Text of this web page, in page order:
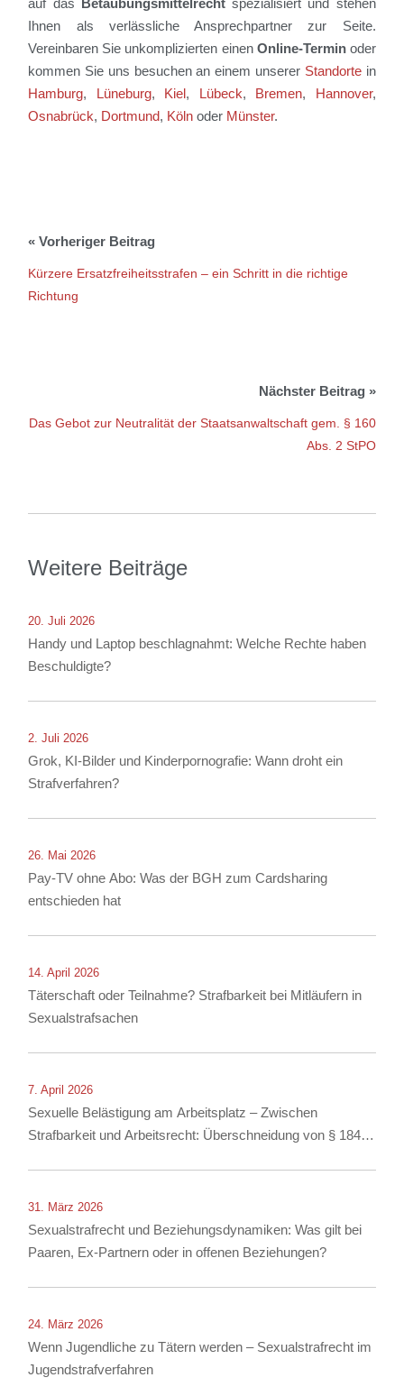
auf das Betäubungsmittelrechtspezialisiert und stehen
Ihnen als verlässliche Ansprechpartner zur Seite.
Vereinbaren Sie unkomplizierten einen Online-Terminoder
kommen Sie uns besuchen an einem unserer Standortein
Hamburg, Lüneburg, Kiel, Lübeck, Bremen, Hannover,
Osnabrück, Dortmund, Köln oder Münster.
Kürzere Ersatzfreiheitsstrafen – ein Schritt in die richtige
Richtung
Das Gebot zur Neutralität der Staatsanwaltschaft gem. § 160
Abs. 2 StPO
Weitere Beiträge
20. Juli 2026
Handy und Laptop beschlagnahmt: Welche Rechte haben
Beschuldigte?
2. Juli 2026
Grok, KI-Bilder und Kinderpornografie: Wann droht ein
Strafverfahren?
26. Mai 2026
Pay-TV ohne Abo: Was der BGH zum Cardsharing
entschieden hat
14. April 2026
Täterschaft oder Teilnahme? Strafbarkeit bei Mitläufern in
Sexualstrafsachen
7. April 2026
Sexuelle Belästigung am Arbeitsplatz – Zwischen
Strafbarkeit und Arbeitsrecht: Überschneidung von § 184i
31. März 2026
Sexualstrafrecht und Beziehungsdynamiken: Was gilt bei
Paaren, Ex-Partnern oder in offenen Beziehungen?
24. März 2026
Wenn Jugendliche zu Tätern werden – Sexualstrafrecht im
Jugendstrafverfahren